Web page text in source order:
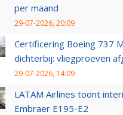
per maand
29-07-2026, 20:09
Certificering Boeing 737
dichterbij: vliegproeven
29-07-2026, 14:09
LATAM Airlines toont
Embraer E195-E2